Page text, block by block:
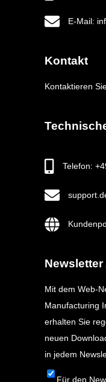
E-Mail:
Kontakt
Kontaktieren
Telefon:
Mit dem Web-
Manufacturing
erhalten Sie
neuen
in jedem
Für den